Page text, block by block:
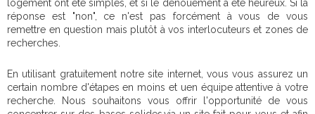
logement ont été simples, et si le dénouement a été heureux. Si la
réponse est "non", ce n'est pas forcément à vous de vous
remettre en question mais plutôt à vos interlocuteurs et zones de
recherches.
En utilisant gratuitement notre site internet, vous vous assurez un
certain nombre d'étapes en moins et uen équipe attentive à votre
recherche. Nous souhaitons vous offrir l'opportunité de vous